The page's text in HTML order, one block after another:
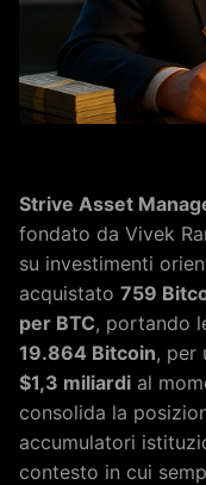
Strive Asset
fondato da Vivek
su investimenti
acquistato 759
per BTC, portando
19.864 Bitcoin, per
$1,3 miliardi al
consolida la
accumulatori
contesto in cui